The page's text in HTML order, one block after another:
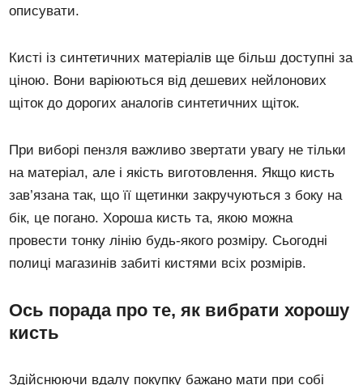
описувати.
Кисті із синтетичних матеріалів ще більш доступні за
ціною. Вони варіюються від дешевих нейлонових
щіток до дорогих аналогів синтетичних щіток.
При виборі пензля важливо звертати увагу не тільки
на матеріал, але і якість виготовлення. Якщо кисть
зав’язана так, що її щетинки закручуються з боку на
бік, це погано. Хороша кисть та, якою можна
провести тонку лінію будь-якого розміру. Сьогодні
полиці магазинів забиті кистями всіх розмірів.
Ось порада про те, як вибрати хорошу
кисть
Здійснюючи вдалу покупку бажано мати при собі